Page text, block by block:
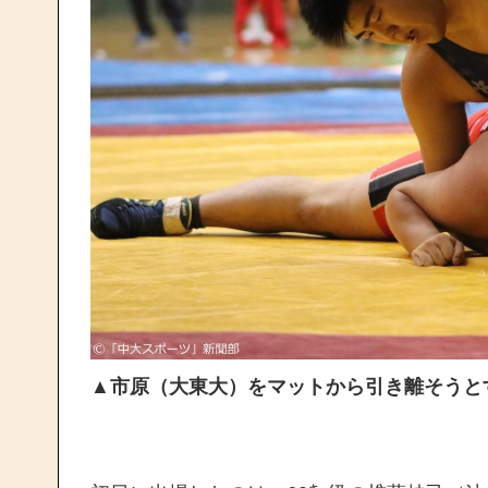
▲ 市原（大東大）をマットから引き離そうと